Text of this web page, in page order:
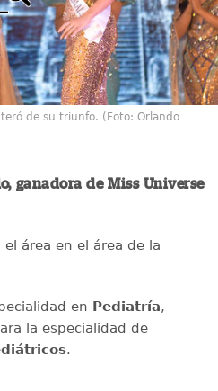
de su triunfo. (Foto: Orlando
ganadora de Miss Universe
área en el área de la
en Pediatría,
la especialidad de
.